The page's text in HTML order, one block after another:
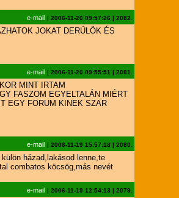
e-mail | 2006-11-20 09:57:26 | 2082.
JOKAT DERÜLÖK ÉS
e-mail | 2006-11-20 09:55:51 | 2081.
MINT IRTAM
FASZOM EGYELTALÁN MIÉRT
EGY FORUM KINEK SZAR
e-mail | 2006-11-19 15:57:18 | 2080.
házad,lakásod lenne,te
combatos köcsög,más nevét
e-mail | 2006-11-19 12:54:13 | 2079.